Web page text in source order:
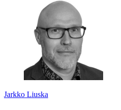
Jarkko Liuska